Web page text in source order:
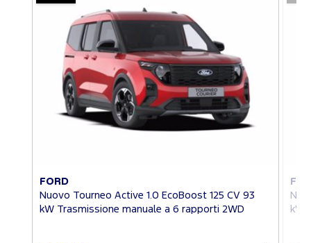
FORD
Nuovo Tourneo Active 1.0 EcoBoost 125 CV 93
kW Trasmissione manuale a 6 rapporti 2WD
kW